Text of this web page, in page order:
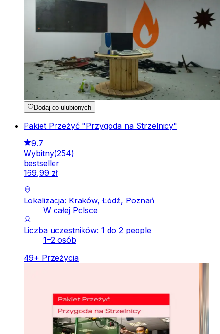
Dodaj do ulubionych
Pakiet Przeżyć "Przygoda na Strzelnicy"
9.7
Wybitny(254)
bestseller
169,99 zł
Lokalizacja: Kraków, Łódź, Poznań
W całej Polsce
Liczba uczestników: 1 do 2 people
1–2 osób
49+ Przeżycia